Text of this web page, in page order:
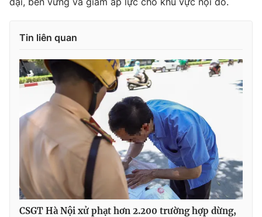
Tin liên quan
CSGT Hà Nội xử phạt hơn 2.200 trường hợp dừng,